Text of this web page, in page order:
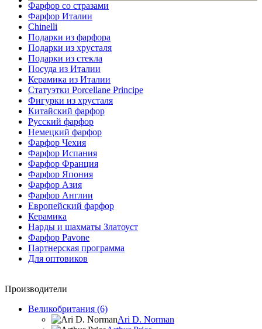
Фарфор со стразами
Фарфор Италии
Chinelli
Подарки из фарфора
Подарки из хрусталя
Подарки из стекла
Посуда из Италии
Керамика из Италии
Статуэтки Porcellane Principe
Фигурки из хрусталя
Китайский фарфор
Русский фарфор
Немецкий фарфор
Фарфор Чехия
Фарфор Испания
Фарфор Франция
Фарфор Япония
Фарфор Азия
Фарфор Англии
Европейский фарфор
Керамика
Нарды и шахматы Златоуст
Фарфор Pavone
Партнерская программа
Для оптовиков
Производители
Великобритания (6)
Ari D. Norman